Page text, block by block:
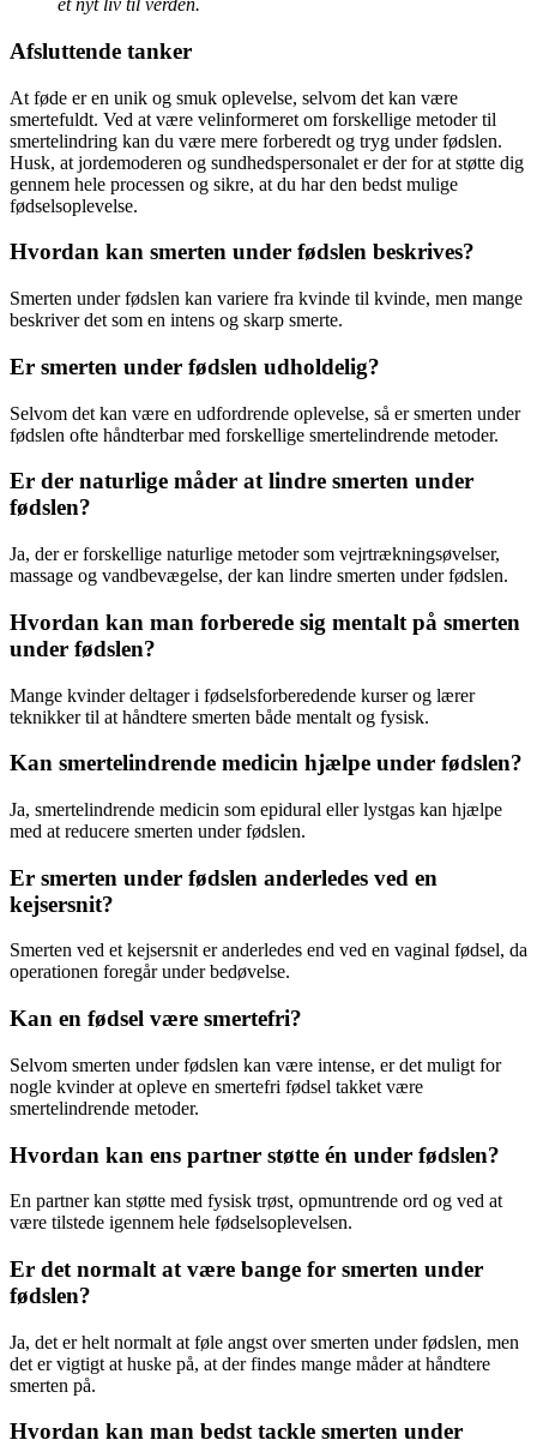
et nyt liv til verden.
Afsluttende tanker
At føde er en unik og smuk oplevelse, selvom det kan være
smertefuldt. Ved at være velinformeret om forskellige metoder til
smertelindring kan du være mere forberedt og tryg under fødslen.
Husk, at jordemoderen og sundhedspersonalet er der for at støtte dig
gennem hele processen og sikre, at du har den bedst mulige
fødselsoplevelse.
Hvordan kan smerten under fødslen beskrives?
Smerten under fødslen kan variere fra kvinde til kvinde, men mange
beskriver det som en intens og skarp smerte.
Er smerten under fødslen udholdelig?
Selvom det kan være en udfordrende oplevelse, så er smerten under
fødslen ofte håndterbar med forskellige smertelindrende metoder.
Er der naturlige måder at lindre smerten under
fødslen?
Ja, der er forskellige naturlige metoder som vejrtrækningsøvelser,
massage og vandbevægelse, der kan lindre smerten under fødslen.
Hvordan kan man forberede sig mentalt på smerten
under fødslen?
Mange kvinder deltager i fødselsforberedende kurser og lærer
teknikker til at håndtere smerten både mentalt og fysisk.
Kan smertelindrende medicin hjælpe under fødslen?
Ja, smertelindrende medicin som epidural eller lystgas kan hjælpe
med at reducere smerten under fødslen.
Er smerten under fødslen anderledes ved en
kejsersnit?
Smerten ved et kejsersnit er anderledes end ved en vaginal fødsel, da
operationen foregår under bedøvelse.
Kan en fødsel være smertefri?
Selvom smerten under fødslen kan være intense, er det muligt for
nogle kvinder at opleve en smertefri fødsel takket være
smertelindrende metoder.
Hvordan kan ens partner støtte én under fødslen?
En partner kan støtte med fysisk trøst, opmuntrende ord og ved at
være tilstede igennem hele fødselsoplevelsen.
Er det normalt at være bange for smerten under
fødslen?
Ja, det er helt normalt at føle angst over smerten under fødslen, men
det er vigtigt at huske på, at der findes mange måder at håndtere
smerten på.
Hvordan kan man bedst tackle smerten under